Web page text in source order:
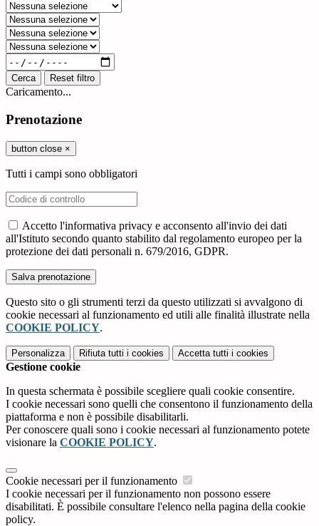
Cerca Reset filtro
Caricamento...
Prenotazione
button close ×
Tutti i campi sono obbligatori
Accetto l'informativa privacy e acconsento all'invio dei dati
all'Istituto secondo quanto stabilito dal regolamento europeo per la
protezione dei dati personali n. 679/2016, GDPR.
Questo sito o gli strumenti terzi da questo utilizzati si avvalgono di
cookie necessari al funzionamento ed utili alle finalità illustrate nella
COOKIE POLICY.
Personalizza Rifiuta tutti i cookies Accetta tutti i cookies
Gestione cookie
In questa schermata è possibile scegliere quali cookie consentire.
I cookie necessari sono quelli che consentono il funzionamento della
piattaforma e non è possibile disabilitarli.
Per conoscere quali sono i cookie necessari al funzionamento potete
visionare la COOKIE POLICY.
Cookie necessari per il funzionamento
I cookie necessari per il funzionamento non possono essere
disabilitati. È possibile consultare l'elenco nella pagina della cookie
policy.